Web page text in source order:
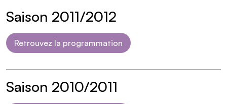
Saison 2011/2012
Retrouvez la programmation
Saison 2010/2011